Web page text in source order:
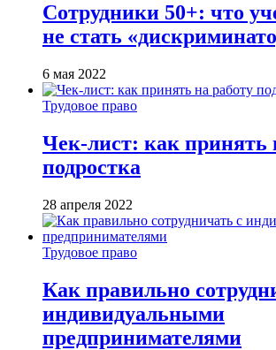
Сотрудники 50+: что
не стать
6 мая 2022
Трудовое право
Чек-лист: как принять
подростка
28 апреля 2022
Трудовое право
Как правильно
индивидуальными
предпринимателями